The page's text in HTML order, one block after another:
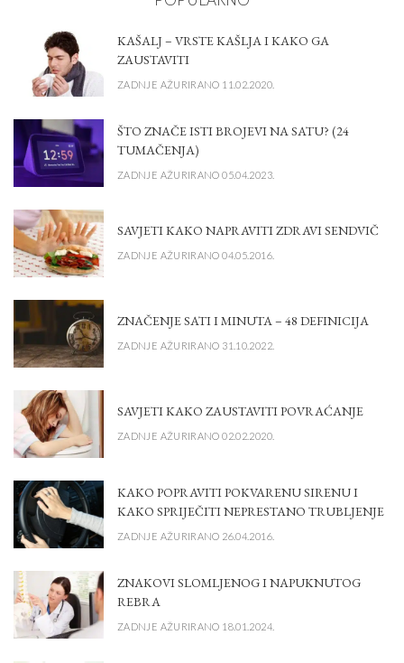
KAŠALJ – VRSTE KAŠLJA I KAKO GA
ZAUSTAVITI
ZADNJE AŽURIRANO 11.02.2020.
ŠTO ZNAČE ISTI BROJEVI NA SATU? (24
TUMAČENJA)
ZADNJE AŽURIRANO 05.04.2023.
SAVJETI KAKO NAPRAVITI ZDRAVI SENDVIČ
ZADNJE AŽURIRANO 04.05.2016.
ZNAČENJE SATI I MINUTA – 48 DEFINICIJA
ZADNJE AŽURIRANO 31.10.2022.
SAVJETI KAKO ZAUSTAVITI POVRAĆANJE
ZADNJE AŽURIRANO 02.02.2020.
KAKO POPRAVITI POKVARENU SIRENU I
KAKO SPRIJEČITI NEPRESTANO TRUBLJENJE
ZADNJE AŽURIRANO 26.04.2016.
ZNAKOVI SLOMLJENOG I NAPUKNUTOG
REBRA
ZADNJE AŽURIRANO 18.01.2024.